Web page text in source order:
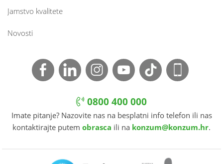
Jamstvo kvalitete
Novosti
0800 400 000
Imate pitanje? Nazovite nas na besplatni info telefon ili nas
kontaktirajte putem obrasca ili na konzum@konzum.hr.